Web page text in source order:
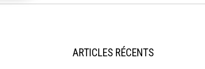
ARTICLES RÉCENTS